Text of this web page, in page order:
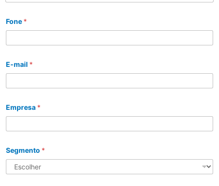
Fone *
E-mail *
Empresa *
Segmento *